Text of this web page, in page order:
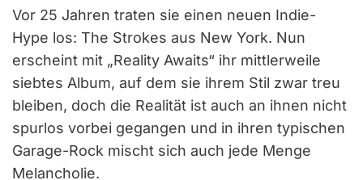
Vor 25 Jahren traten sie einen neuen Indie-
Hype los: The Strokes aus New York. Nun
erscheint mit „Reality Awaits“ ihr mittlerweile
siebtes Album, auf dem sie ihrem Stil zwar treu
bleiben, doch die Realität ist auch an ihnen nicht
spurlos vorbei gegangen und in ihren typischen
Garage-Rock mischt sich auch jede Menge
Melancholie.